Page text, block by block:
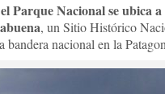
el Parque Nacional se ubica
, un Sitio Histórico
nacional en la